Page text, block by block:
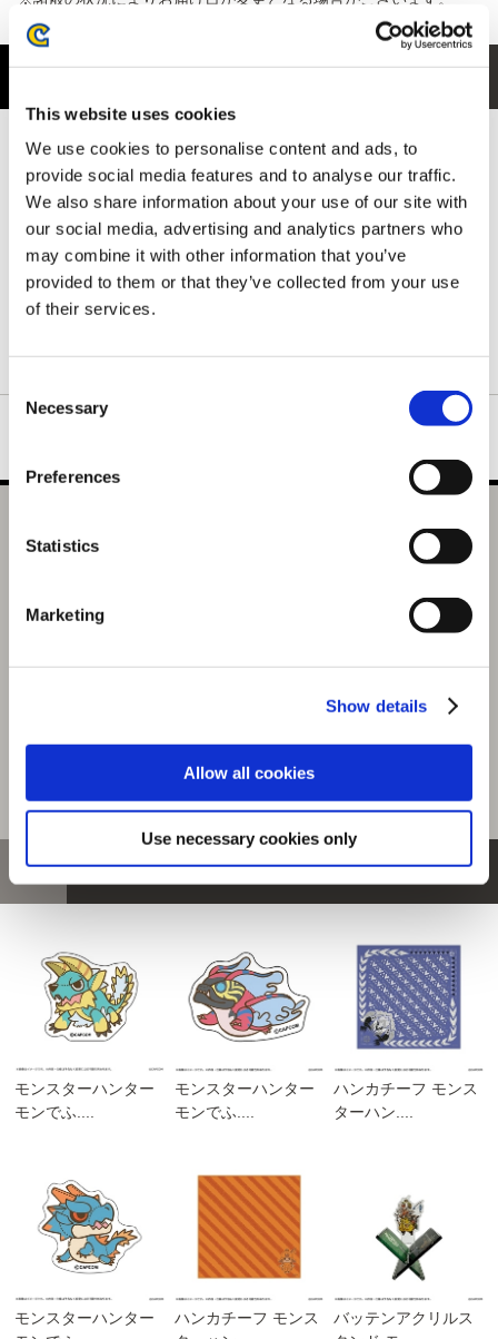
This website uses cookies
We use cookies to personalise content and ads, to
provide social media features and to analyse our traffic.
We also share information about your use of our site with
our social media, advertising and analytics partners who
may combine it with other information that you’ve
provided to them or that they’ve collected from your use
of their services.
Selection
Necessary
Preferences
Statistics
Marketing
Show details
Allow all cookies
Use necessary cookies only
フロントには、装備づくりを支える頼もしい鍛冶屋のジェマをデ
ハンターたちを支える存在として印象的なキャラクターを、存在
感のあるイラストで表現した一枚です。
背ネック下には、ハンターの拠点となる簡易キャンプをさりげな
く配置。
ゲームの世界観を感じられる、ファン心をくすぐるデザインに仕
上がっています。
『モンスターハンターワイルズ』シーンイラストTシャツ
5（ジェマ）スミクロ L
Lサイズ / ジェマ スミクロ
商品を選びなおす
4,480円
(税込)
おすすめ商品
モンスターハンター
モンでふ....
モンスターハンター
モンでふ....
ハンカチーフ モンス
ターハン....
モンスターハンター
ハンカチーフ モンス
バッテンアクリルス